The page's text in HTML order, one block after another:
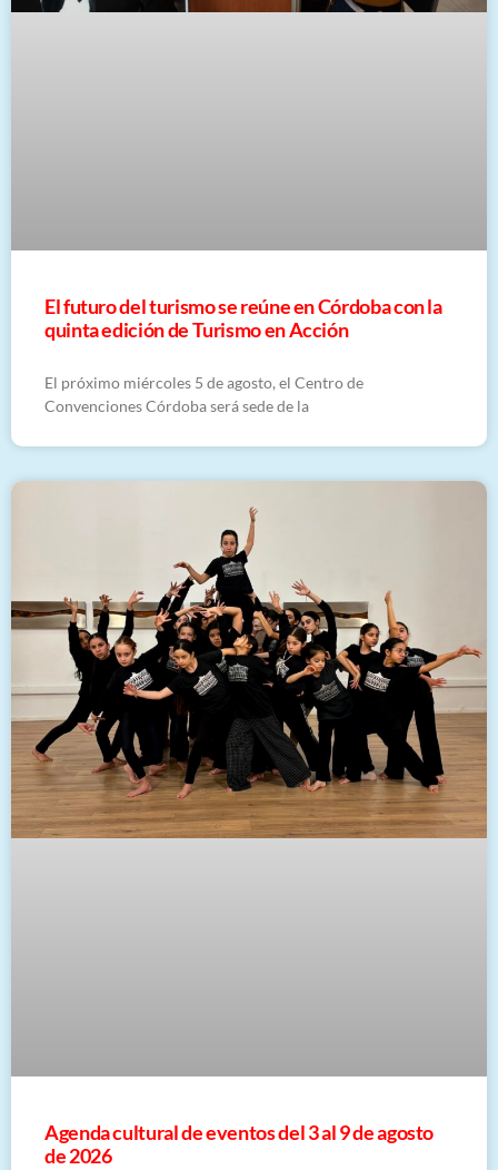
El futuro del turismo se reúne en Córdoba con la
quinta edición de Turismo en Acción
El próximo miércoles 5 de agosto, el Centro de
Convenciones Córdoba será sede de la
​Agenda cultural de eventos del 3 al 9 de agosto
de 2026